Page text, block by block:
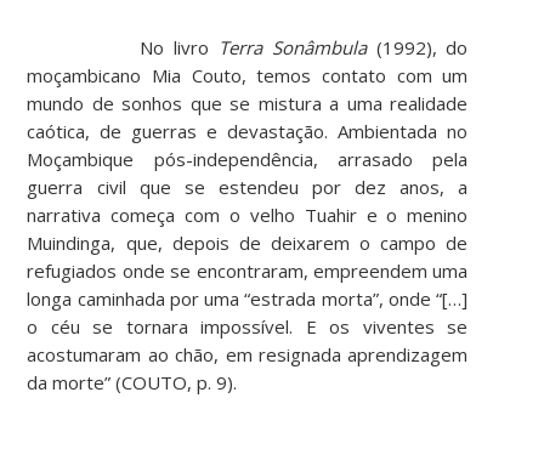
No livro Terra Sonâmbula (1992), do
moçambicano Mia Couto, temos contato com um
mundo de sonhos que se mistura a uma realidade
caótica, de guerras e devastação. Ambientada no
Moçambique pós-independência, arrasado pela
guerra civil que se estendeu por dez anos, a
narrativa começa com o velho Tuahir e o menino
Muindinga, que, depois de deixarem o campo de
refugiados onde se encontraram, empreendem uma
longa caminhada por uma “estrada morta”, onde “[…]
o céu se tornara impossível. E os viventes se
acostumaram ao chão, em resignada aprendizagem
da morte” (COUTO, p. 9).